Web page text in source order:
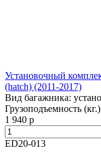
Установочный
(hatch) (2011-2017)
Вид багажника:
Грузоподъемность
1 940 р
ED20-013